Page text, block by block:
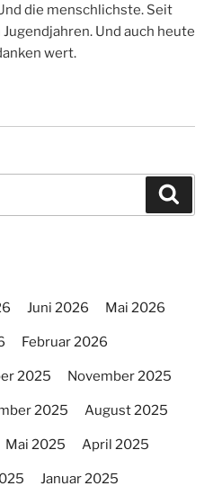
die menschlichste. Seit
Und auch heute
wert.
Juni 2026 Mai 2026
Februar 2026
2025 November 2025
2025 August 2025
Mai 2025 April 2025
Januar 2025